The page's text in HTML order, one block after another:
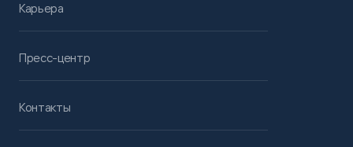
Карьера
Пресс-центр
Контакты